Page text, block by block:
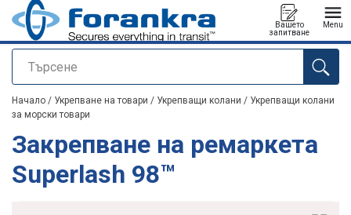
Търсене
Вашето
запитване
Menu
е добавен към вашето запитване
Начало / Укрепване на товари / Укрепващи колани / Укрепващи колани
за морски товари
Закрепване на ремаркета
Superlash 98™